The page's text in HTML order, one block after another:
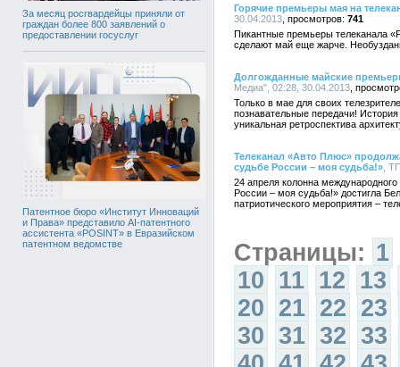
За месяц росгвардейцы приняли от
граждан более 800 заявлений о
предоставлении госуслуг
Патентное бюро «Институт Инноваций
и Права» представило AI-патентного
ассистента «POSINT» в Евразийском
патентном ведомстве
Горячие премьеры мая на
30.04.2013
741
Пикантные премьеры телеканала
сделают май еще жарче.
Долгожданные майские
Медиа", 02:28, 30.04.2013
Только в мае для своих
познавательные передачи!
уникальная ретроспектива
Телеканал «Авто Плюс»
судьбе России – моя судьба!» ,
24 апреля колонна
России – моя судьба!» достигла
патриотического мероприятия –
Страницы: 1
10 11 12 13
20 21 22 23
30 31 32 33